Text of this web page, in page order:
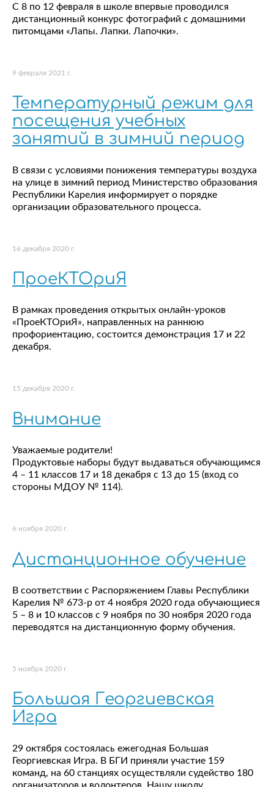
С 8 по 12 февраля в школе впервые проводился
дистанционный конкурс фотографий с домашними
питомцами «Лапы. Лапки. Лапочки».
9 февраля 2021 г.
Температурный режим для
посещения учебных
занятий в зимний период
В связи с условиями понижения температуры воздуха
на улице в зимний период Министерство образования
Республики Карелия информирует о порядке
организации образовательного процесса.
16 декабря 2020 г.
ПроеКТОриЯ
В рамках проведения открытых онлайн-уроков
«ПроеКТОриЯ», направленных на раннюю
профориентацию, состоится демонстрация 17 и 22
декабря.
15 декабря 2020 г.
Внимание
Уважаемые родители!
Продуктовые наборы будут выдаваться обучающимся
4 – 11 классов 17 и 18 декабря с 13 до 15 (вход со
стороны МДОУ № 114).
6 ноября 2020 г.
Дистанционное обучение
В соответствии с Распоряжением Главы Республики
Карелия № 673-р от 4 ноября 2020 года обучающиеся
5 – 8 и 10 классов с 9 ноября по 30 ноября 2020 года
переводятся на дистанционную форму обучения.
5 ноября 2020 г.
Большая Георгиевская
Игра
29 октября состоялась ежегодная Большая
Георгиевская Игра. В БГИ приняли участие 159
команд, на 60 станциях осуществляли судейство 180
организаторов и волонтеров. Нашу школу